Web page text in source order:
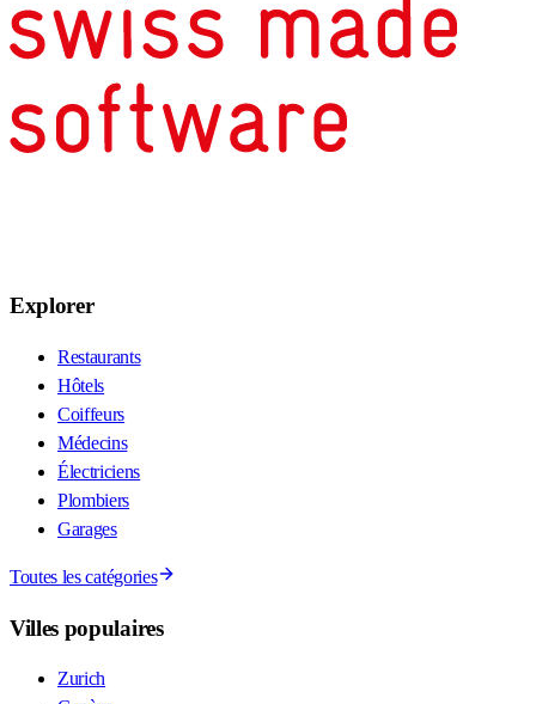
Explorer
Restaurants
Hôtels
Coiffeurs
Médecins
Électriciens
Plombiers
Garages
Toutes les catégories
Villes populaires
Zurich